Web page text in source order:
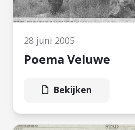
28 juni 2005
Poema Veluwe
Bekijken